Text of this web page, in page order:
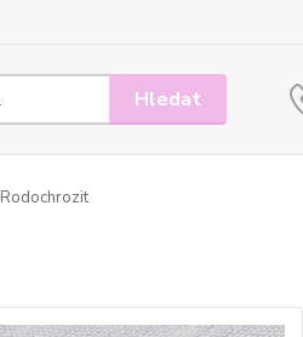
Hledat
Rodochrozit